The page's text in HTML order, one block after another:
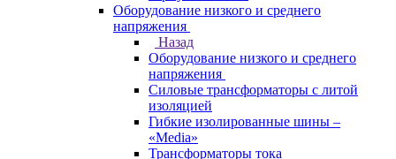
Оборудование низкого и среднего
напряжения
Назад
Оборудование низкого и среднего
напряжения
Силовые трансформаторы с литой
изоляцией
Гибкие изолированные шины –
«Media»
Трансформаторы тока